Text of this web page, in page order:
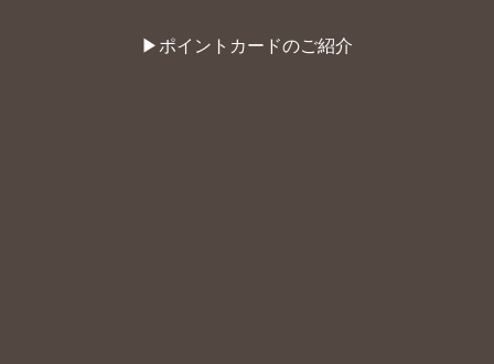
▶︎ポイントカードのご紹介